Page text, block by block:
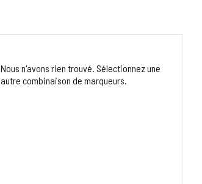
Nous n'avons rien trouvé. Sélectionnez une
autre combinaison de marqueurs.